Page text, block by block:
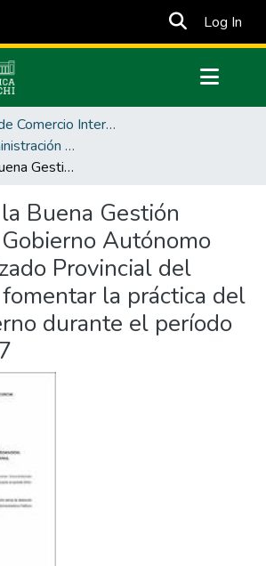
Log In
Facultad de Comercio Internacional, Integración, Administración y Economía Empresarial
Carrera de Administración Pública
Análisis de la Buena Gestión Pública del Gobierno Autónomo Descentralizado Provincial del Carchi para fomentar la práctica del Buen Gobierno durante el período 2015- 2017
Buena Gestión
Autónomo
Provincial del
la práctica del
durante el período